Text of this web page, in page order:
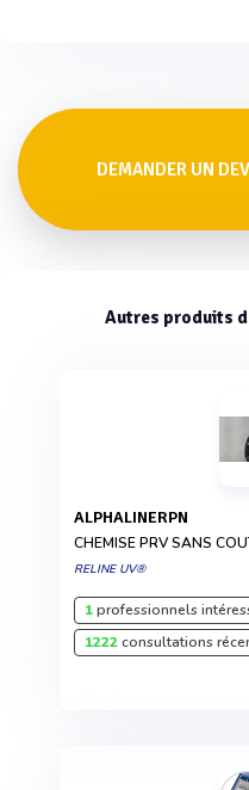
DEMANDER UN
Autres produits
ALPHALINERPN
CHEMISE PRV SANS
RELINE UV®
1professionnels
1222consultations